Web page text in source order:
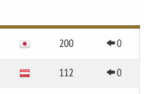
200 0
112 0